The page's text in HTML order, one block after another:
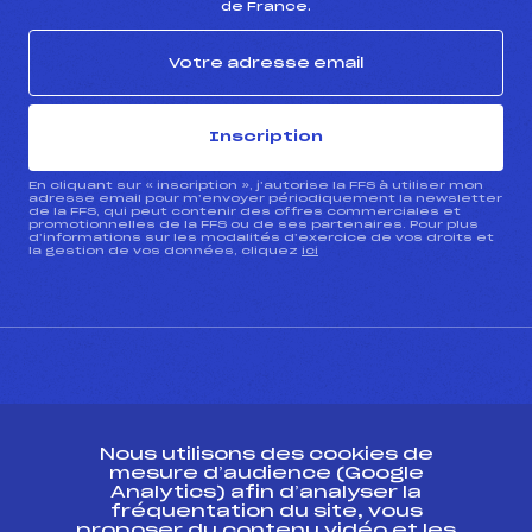
de France.
Inscription
En cliquant sur « inscription », j’autorise la FFS à utiliser mon
adresse email pour m’envoyer périodiquement la newsletter
de la FFS, qui peut contenir des offres commerciales et
promotionnelles de la FFS ou de ses partenaires. Pour plus
d’informations sur les modalités d’exercice de vos droits et
la gestion de vos données, cliquez ici
Ressources
Nous utilisons des cookies de
mesure d’audience (Google
Analytics) afin d’analyser la
fréquentation du site, vous